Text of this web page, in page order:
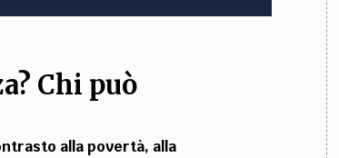
Chi può
alla povertà, alla